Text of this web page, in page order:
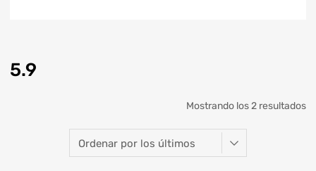
5.9
Mostrando los 2 resultados